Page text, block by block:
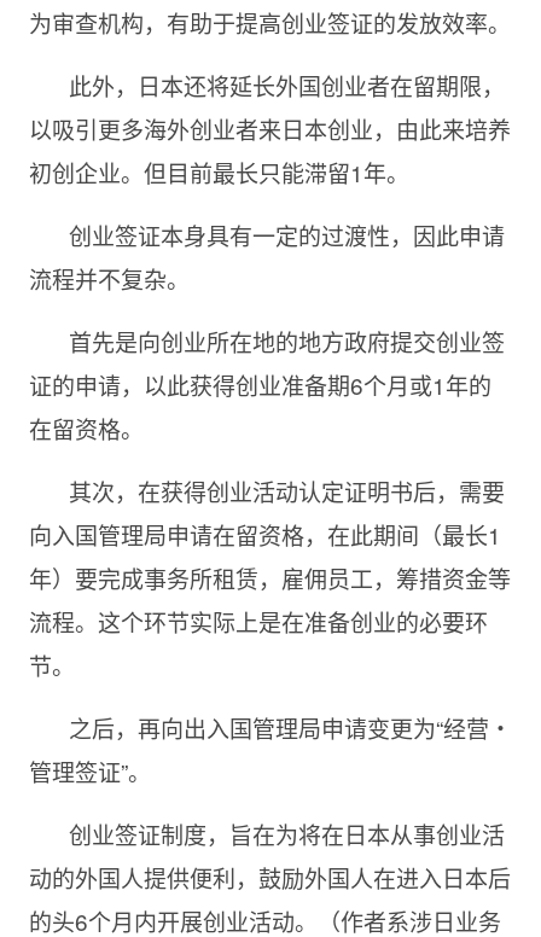
为审查机构，有助于提高创业签证的发放效率。
此外，日本还将延长外国创业者在留期限，
以吸引更多海外创业者来日本创业，由此来培养
初创企业。但目前最长只能滞留1年。
创业签证本身具有一定的过渡性，因此申请
流程并不复杂。
首先是向创业所在地的地方政府提交创业签
证的申请，以此获得创业准备期6个月或1年的
在留资格。
其次，在获得创业活动认定证明书后，需要
向入国管理局申请在留资格，在此期间（最长1
年）要完成事务所租赁，雇佣员工，筹措资金等
流程。这个环节实际上是在准备创业的必要环
节。
之后，再向出入国管理局申请变更为“经营・
管理签证”。
创业签证制度，旨在为将在日本从事创业活
动的外国人提供便利，鼓励外国人在进入日本后
的头6个月内开展创业活动。（作者系涉日业务